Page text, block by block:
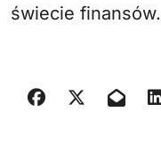
świecie finansów.